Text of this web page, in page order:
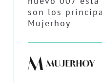
son los
Mujerhoy